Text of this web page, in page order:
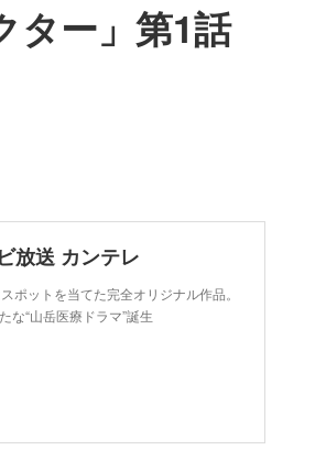
ター」第1話
放送 カンテレ
ットを当てた完全オリジナル作品。
な“山岳医療ドラマ”誕生